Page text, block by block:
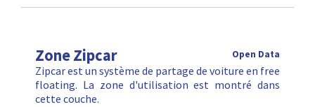
Zone Zipcar Open Data
Zipcar est un système de partage de voiture en free
floating. La zone d'utilisation est montré dans
cette couche.